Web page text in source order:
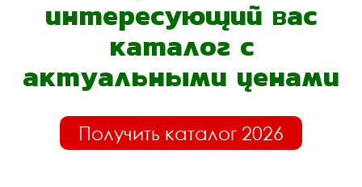
интересующий вас
каталог с
актуальными ценами
Получить каталог 2026